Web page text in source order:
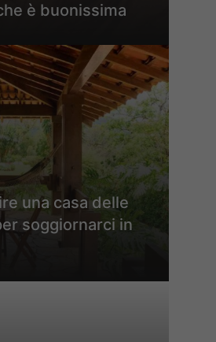
è buonissima
una casa delle
soggiornarci in